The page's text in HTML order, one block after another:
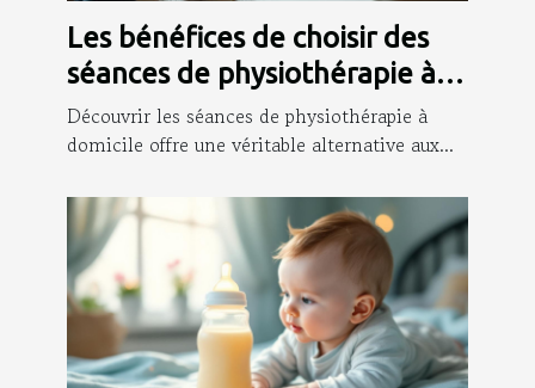
Les bénéfices de choisir des
séances de physiothérapie à
votre domicile
Découvrir les séances de physiothérapie à
domicile offre une véritable alternative aux...